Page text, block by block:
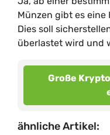
Münzen gibt es
Dies soll
überlastet wird und
Große
ähnliche Artikel: